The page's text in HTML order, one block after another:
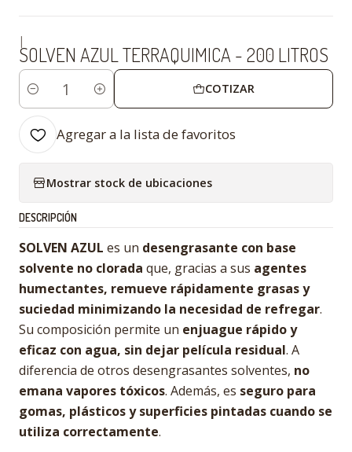
|
SOLVEN AZUL TERRAQUIMICA - 200 LITROS
Cantidad
COTIZAR
Agregar a la lista de favoritos
Mostrar stock de ubicaciones
DESCRIPCIÓN
SOLVEN AZUL es un desengrasante con base
solvente no clorada que, gracias a sus agentes
humectantes, remueve rápidamente grasas y
suciedad minimizando la necesidad de refregar.
Su composición permite un enjuague rápido y
eficaz con agua, sin dejar película residual. A
diferencia de otros desengrasantes solventes, no
emana vapores tóxicos. Además, es seguro para
gomas, plásticos y superficies pintadas cuando se
utiliza correctamente.